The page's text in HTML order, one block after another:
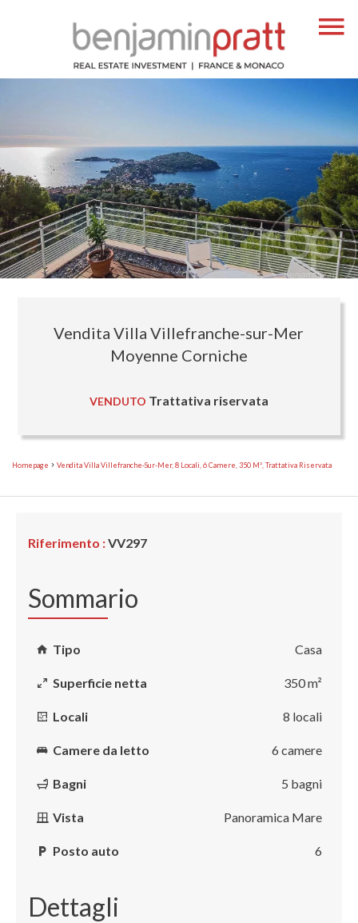
Vendita Villa Villefranche-sur-Mer
Moyenne Corniche
VENDUTO Trattativa riservata
Homepage Vendita Villa Villefranche-Sur-Mer, 8 Locali, 6 Camere, 350 M², Trattativa Riservata
Riferimento :VV297
Sommario
Tipo Casa
Superficie netta 350 m²
Locali 8 locali
Camere da letto 6 camere
Bagni 5 bagni
Vista Panoramica Mare
Posto auto 6
Dettagli